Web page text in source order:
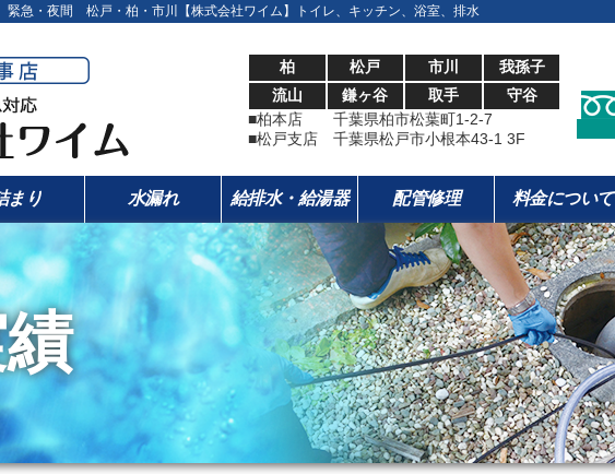
緊急・夜間 松戸・柏・市川【株式会社ワイム】トイレ、キッチン、浴室、排水
柏 松戸 市川
我孫子
流山
鎌ヶ谷 取手
守谷
■柏本店 千葉県柏市松葉町1-2-7
■松戸支店 千葉県松戸市小根本43-1 3F
まり 水漏れ 給排水・給湯器 配管修理 料金について